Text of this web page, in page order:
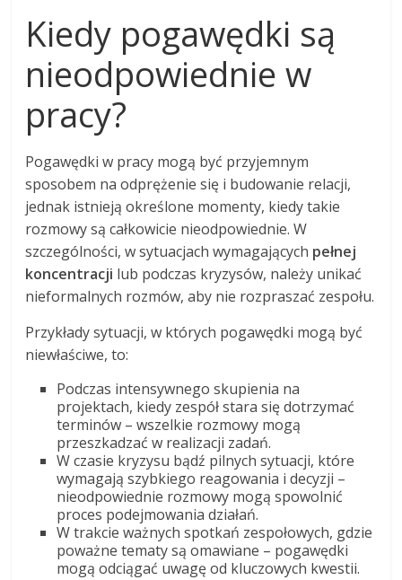
Kiedy pogawędki są
nieodpowiednie w
pracy?
Pogawędki w pracy mogą być przyjemnym
sposobem na odprężenie się i budowanie relacji,
jednak istnieją określone momenty, kiedy takie
rozmowy są całkowicie nieodpowiednie. W
szczególności, w sytuacjach wymagających pełnej
koncentracji lub podczas kryzysów, należy unikać
nieformalnych rozmów, aby nie rozpraszać zespołu.
Przykłady sytuacji, w których pogawędki mogą być
niewłaściwe, to:
Podczas intensywnego skupienia na
projektach, kiedy zespół stara się dotrzymać
terminów – wszelkie rozmowy mogą
przeszkadzać w realizacji zadań.
W czasie kryzysu bądź pilnych sytuacji, które
wymagają szybkiego reagowania i decyzji –
nieodpowiednie rozmowy mogą spowolnić
proces podejmowania działań.
W trakcie ważnych spotkań zespołowych, gdzie
poważne tematy są omawiane – pogawędki
mogą odciągać uwagę od kluczowych kwestii.